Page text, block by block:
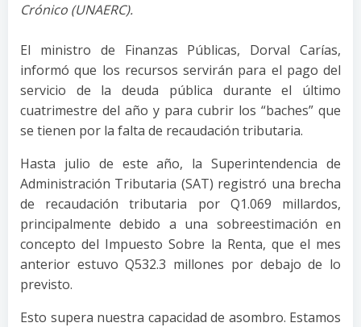
Crónico (UNAERC).
El ministro de Finanzas Públicas, Dorval Carías,
informó que los recursos servirán para el pago del
servicio de la deuda pública durante el último
cuatrimestre del año y para cubrir los “baches” que
se tienen por la falta de recaudación tributaria.
Hasta julio de este año, la Superintendencia de
Administración Tributaria (SAT) registró una brecha
de recaudación tributaria por Q1.069 millardos,
principalmente debido a una sobreestimación en
concepto del Impuesto Sobre la Renta, que el mes
anterior estuvo Q532.3 millones por debajo de lo
previsto.
Esto supera nuestra capacidad de asombro. Estamos